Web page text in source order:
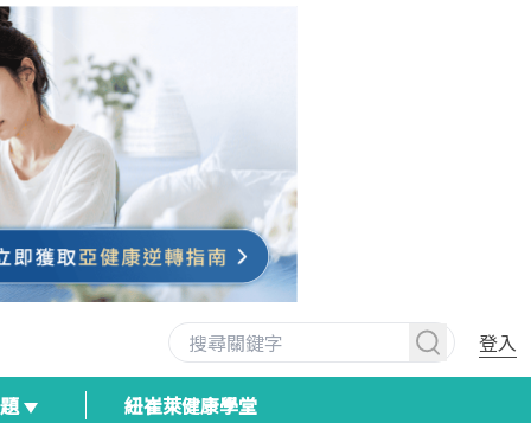
登入
紐崔萊健康學堂